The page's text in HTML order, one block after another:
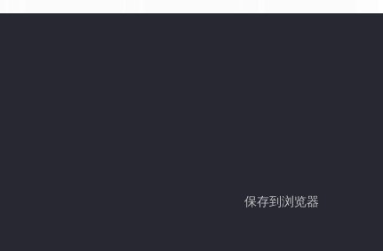
保存到浏览器